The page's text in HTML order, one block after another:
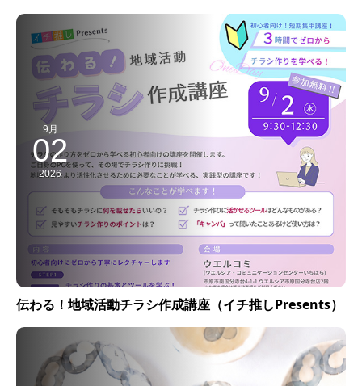
9月
02
2026
伝わる！地域活動チラシ作成講座（イチ推しPresents）